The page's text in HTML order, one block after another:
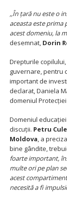
,,În țară nu este o
aceasta este prima
acest domeniu, la
desemnat, Dorin
Drepturile
guvernare, pentru
important de
declarat, Daniela
domeniul
Domeniul
discuții. Petru
Moldova , a
bine gândite,
foarte important,
multe ori pe plan
acest
necesită a fi